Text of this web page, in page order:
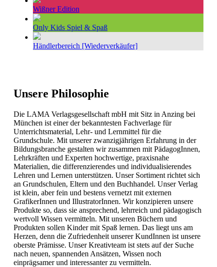
Wißner Edition
Only Kids Spiel & Spaß
Händlerbereich [Wiederverkäufer]
Unsere Philosophie
Die LAMA Verlagsgesellschaft mbH mit Sitz in Anzing bei
München ist einer der bekanntesten Fachverlage für
Unterrichtsmaterial, Lehr- und Lernmittel für die
Grundschule. Mit unserer zwanzigjährigen Erfahrung in der
Bildungsbranche gestalten wir zusammen mit PädagogInnen,
Lehrkräften und Experten hochwertige, praxisnahe
Materialien, die differenzierendes und individualisierendes
Lehren und Lernen unterstützen. Unser Sortiment richtet sich
an Grundschulen, Eltern und den Buchhandel. Unser Verlag
ist klein, aber fein und bestens vernetzt mit externen
GrafikerInnen und IllustratorInnen. Wir konzipieren unsere
Produkte so, dass sie ansprechend, lehrreich und pädagogisch
wertvoll Wissen vermitteln. Mit unseren Büchern und
Produkten sollen Kinder mit Spaß lernen. Das liegt uns am
Herzen, denn die Zufriedenheit unserer KundInnen ist unsere
oberste Prämisse. Unser Kreativteam ist stets auf der Suche
nach neuen, spannenden Ansätzen, Wissen noch
einprägsamer und interessanter zu vermitteln.